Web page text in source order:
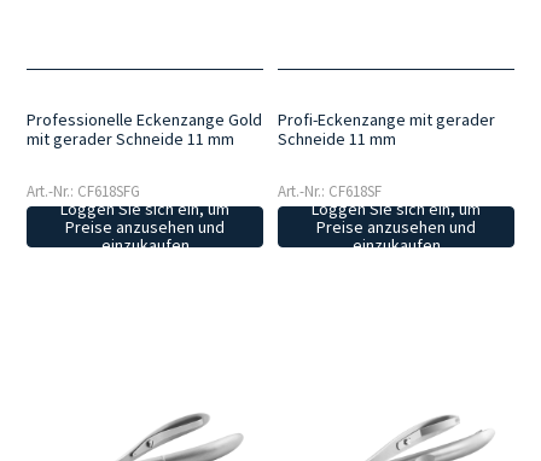
Professionelle Eckenzange Gold
mit gerader Schneide 11 mm
Art.-Nr.: CF618SFG
Loggen Sie sich ein, um
Preise anzusehen und
einzukaufen
Profi-Eckenzange mit gerader
Schneide 11 mm
Art.-Nr.: CF618SF
Loggen Sie sich ein, um
Preise anzusehen und
einzukaufen